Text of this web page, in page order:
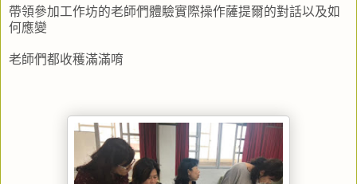
帶領參加工作坊的老師們體驗實際操作薩提爾的對話以及如
何應變
老師們都收穫滿滿唷